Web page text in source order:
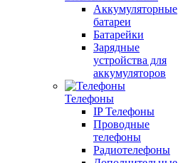
Аккумуляторные
батареи
Батарейки
Зарядные
устройства для
аккумуляторов
Телефоны
IP Телефоны
Проводные
телефоны
Радиотелефоны